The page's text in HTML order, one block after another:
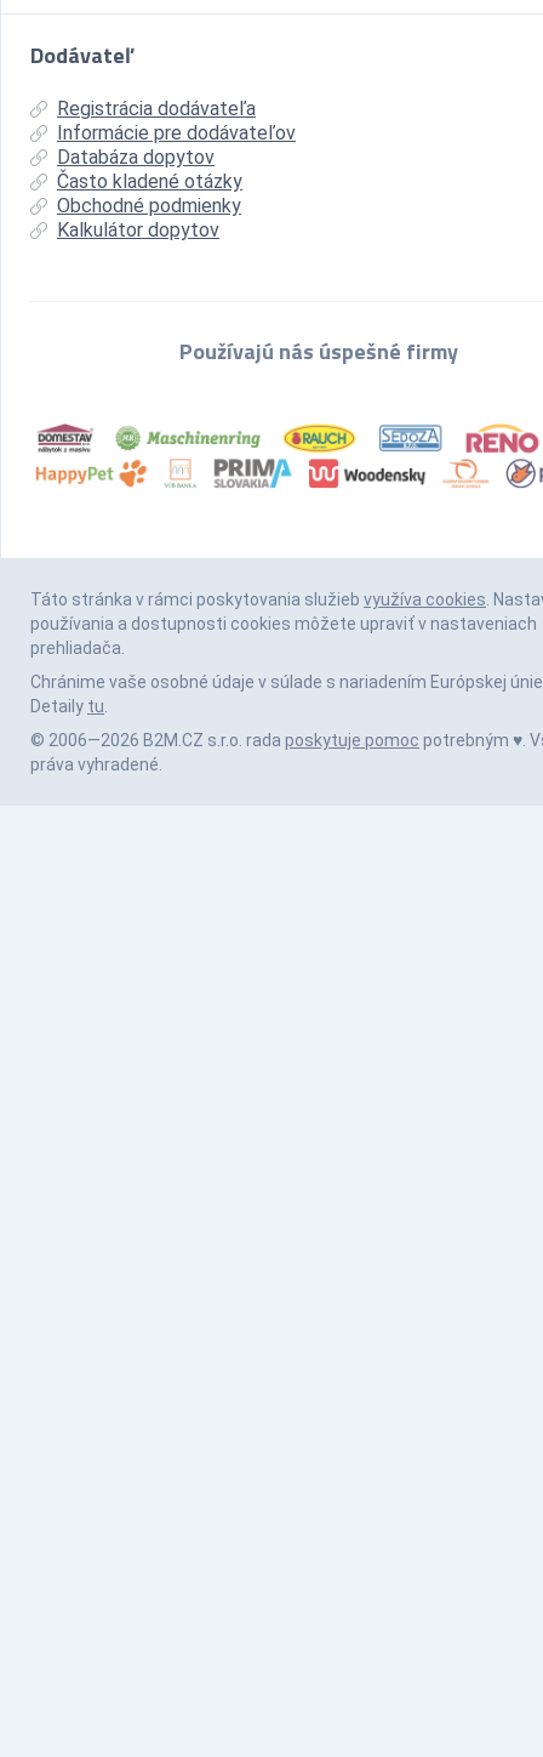
Dodávateľ
Registrácia dodávateľa
Informácie pre dodávateľov
Databáza dopytov
Často kladené otázky
Obchodné podmienky
Kalkulátor dopytov
Používajú nás úspešné firmy
Táto stránka v rámci poskytovania služieb využíva cookies.
používania a dostupnosti cookies môžete upraviť v nastaveniach
prehliadača.
Chránime vaše osobné údaje v súlade s nariadením Európskej únie
Detaily tu.
© 2006—2026 B2M.CZ s.r.o. rada poskytuje pomoc potrebným ♥️.
práva vyhradené.